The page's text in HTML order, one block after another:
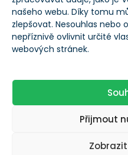
našeho webu. Díky tomu
zlepšovat. Nesouhlas nebo
nepříznivě ovlivnit určité
webových stránek.
Přijmout
$64 564 1,5 %